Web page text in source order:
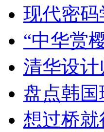
现代密
“中华赏
清华设
盘点韩
想过桥